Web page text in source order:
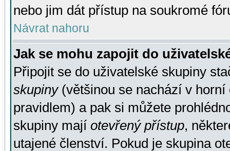
nebo jim dát přístup na soukromé
Návrat nahoru
Jak se mohu zapojit do
Připojit se do uživatelské skupiny
skupiny(většinou se nachází v horní
pravidlem) a pak si můžete
skupiny mají otevřený přístup,
utajené členství. Pokud je skupina